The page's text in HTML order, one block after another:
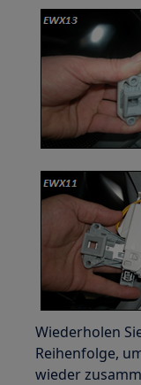
Wiederholen
Reihenfolge,
wieder